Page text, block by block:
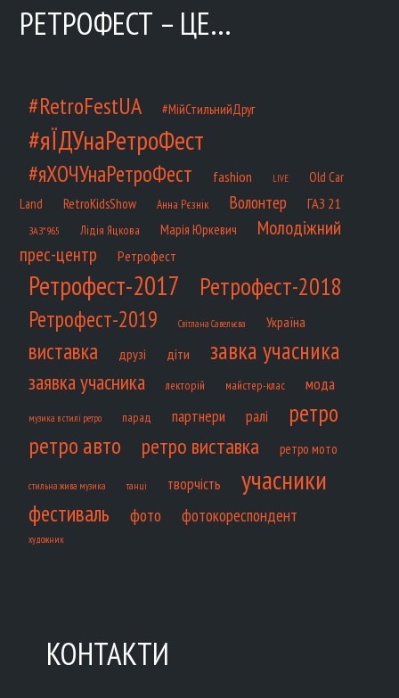
РЕТРОФЕСТ – ЦЕ…
#RetroFestUA #МійСтильнийДруг
#яЇДУнаРетроФест
#яХОЧУнаРетроФест fashion LIVE
Old Car
Land
RetroKidsShow Анна Рєзнік Волонтер ГАЗ 21
ЗАЗ*965 Лідія Яцкова Марія Юркевич
Молодіжний
прес-центр
Ретрофест
Ретрофест-2017 Ретрофест-2018
Ретрофест-2019 Світлана Савельєва Україна
виставка друзі діти завка учасника
заявка учасника лекторій майстер-клас мода
музика в стилі ретро парад партнери ралі ретро
ретро авто ретро виставка ретро мото
стильна жива музика танці творчість учасники
фестиваль фото фотокореспондент
художник
КОНТАКТИ